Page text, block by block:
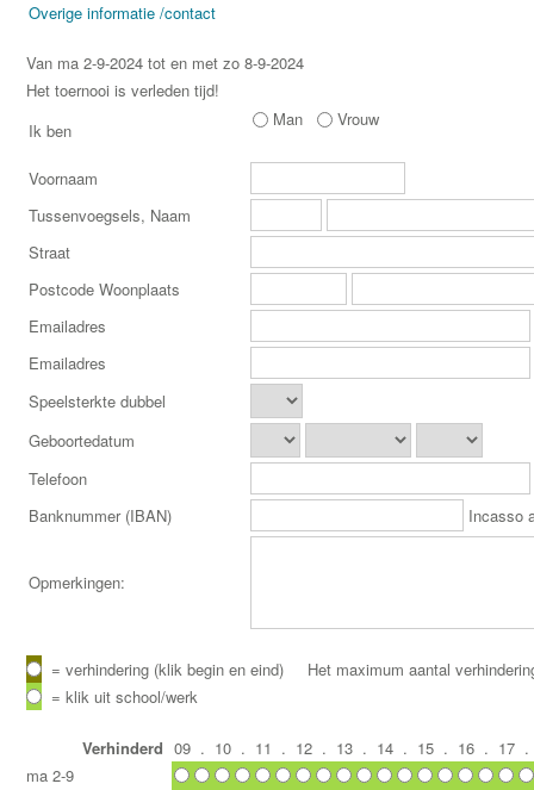
Overige informatie /contact
Van ma 2-9-2024 tot en met zo 8-9-2024
Het toernooi is verleden tijd!
Ik ben
Man Vrouw
Voornaam
Tussenvoegsels, Naam
Straat
Postcode Woonplaats
Emailadres
Emailadres
Speelsterkte dubbel
Geboortedatum
Telefoon
Banknummer (IBAN)
Incasso
Opmerkingen:
= verhindering (klik begin en eind)
Het maximum aantal
= klik uit school/werk
Verhinderd 09 . 10 . 11 . 12 . 13 . 14 . 15 . 16 . 17 .
ma 2-9